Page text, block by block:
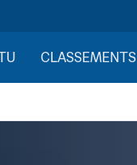
CLASSEMENTS